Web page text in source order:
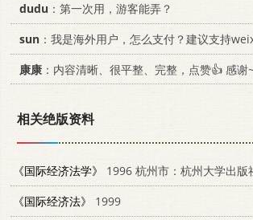
dudu ：第一次用，游客能弄？
sun ：我是海外用户，怎么支付？建议支持
康康 ：内容清晰、很平整、完整，点赞👍 感谢
相关绝版资料
《国际经济法学》
1996 杭州市：杭州大学出
《国际经济法》
1999